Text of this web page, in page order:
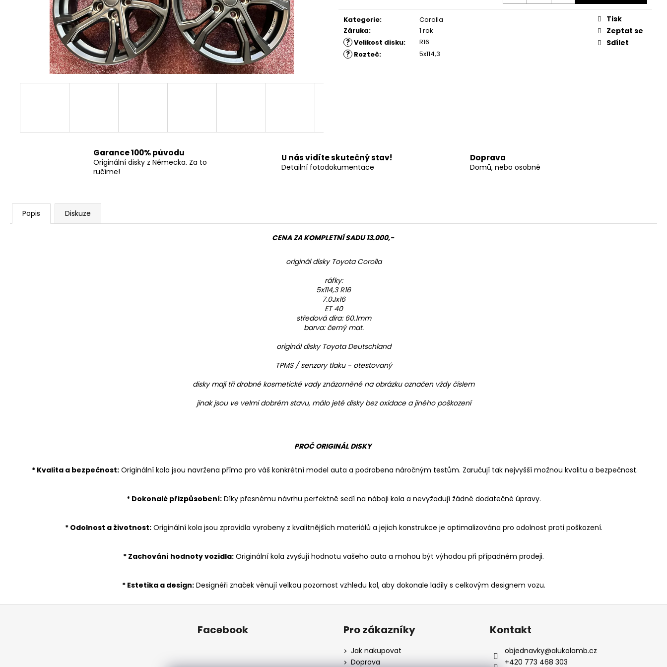
cena:
Kategorie:
Corolla
Záruka: 1 rok
? Velikost disku: R16
? Rozteč: 5x114,3
Tisk
Zeptat se
Sdílet
Garance 100% původu
Originální disky z Německa. Za to
ručíme!
U nás vidíte skutečný stav!
Detailní fotodokumentace
Doprava
Domů, nebo osobně
Popis Diskuze
CENA ZA KOMPLETNÍ SADU 13.000,-
originál disky Toyota Corolla
ráfky:
5x114,3 R16
7.0Jx16
ET 40
středová díra: 60.1mm
barva: černý mat.
originál disky Toyota Deutschland
TPMS / senzory tlaku - otestovaný
disky mají tři drobné kosmetické vady znázorněné na obrázku označen vždy číslem
jinak jsou ve velmi dobrém stavu, málo jeté disky bez oxidace a jiného poškození
PROČ ORIGINÁL DISKY
* Kvalita a bezpečnost:Originální kola jsou navržena přímo pro váš konkrétní model auta a podrobena náročným testům. Zaručují tak nejvyšší možnou kvalitu a bezpečnost.
* Dokonalé přizpůsobení:Díky přesnému návrhu perfektně sedí na náboji kola a nevyžadují žádné dodatečné úpravy.
* Odolnost a životnost:Originální kola jsou zpravidla vyrobeny z kvalitnějších materiálů a jejich konstrukce je optimalizována pro odolnost proti poškození.
* Zachování hodnoty vozidla: Originální kola zvyšují hodnotu vašeho auta a mohou být výhodou při případném prodeji.
* Estetika a design:Designéři značek věnují velkou pozornost vzhledu kol, aby dokonale ladily s celkovým designem vozu.
Facebook Pro zákazníky
Jak nakupovat
Doprava
Kontakt
objednavky@alukolamb.cz
+420 773 468 303